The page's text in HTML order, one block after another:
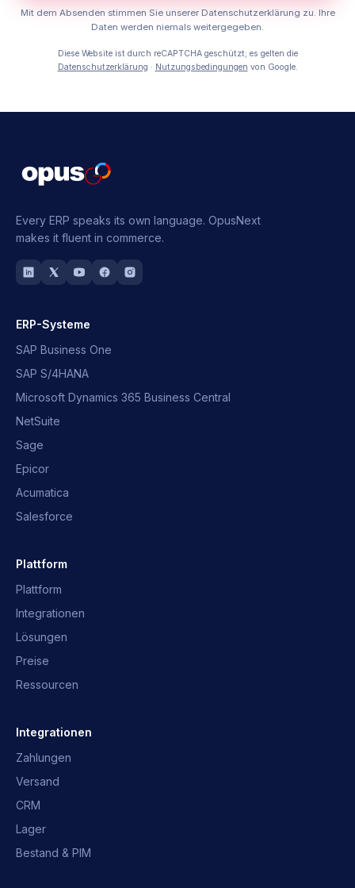
Mit dem Absenden stimmen Sie unserer Datenschutzerklärung zu. Ihre
Daten werden niemals weitergegeben.
Diese Website ist durch reCAPTCHA geschützt; es gelten die
Datenschutzerklärung · Nutzungsbedingungen von Google.
Every ERP speaks its own language. OpusNext
makes it fluent in commerce.
ERP-Systeme
SAP Business One
SAP S/4HANA
Microsoft Dynamics 365 Business Central
NetSuite
Sage
Epicor
Acumatica
Salesforce
Plattform
Plattform
Integrationen
Lösungen
Preise
Ressourcen
Integrationen
Zahlungen
Versand
CRM
Lager
Bestand & PIM
Was ist OpusNext?